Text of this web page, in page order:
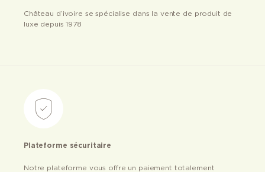
Château d’ivoire se spécialise dans la vente de produit de
luxe depuis 1978
Plateforme sécuritaire
Notre plateforme vous offre un paiement totalement